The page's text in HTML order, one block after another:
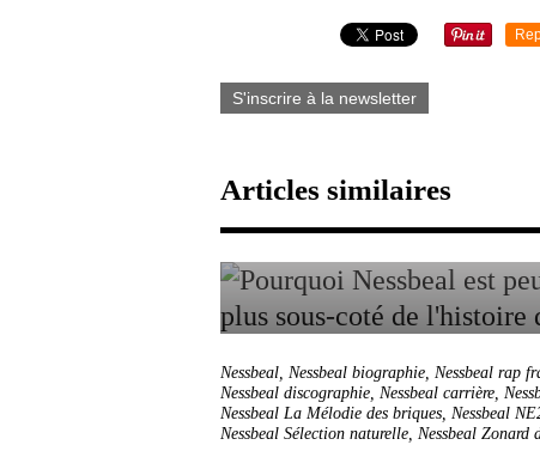
S'inscrire à la newsletter
Articles similaires
Nessbeal, Nessbeal biographie, Nessbeal rap
Nessbeal discographie, Nessbeal carrière,
Nessbeal La Mélodie des briques, Nessbeal
Nessbeal Sélection naturelle, Nessbeal Zonard